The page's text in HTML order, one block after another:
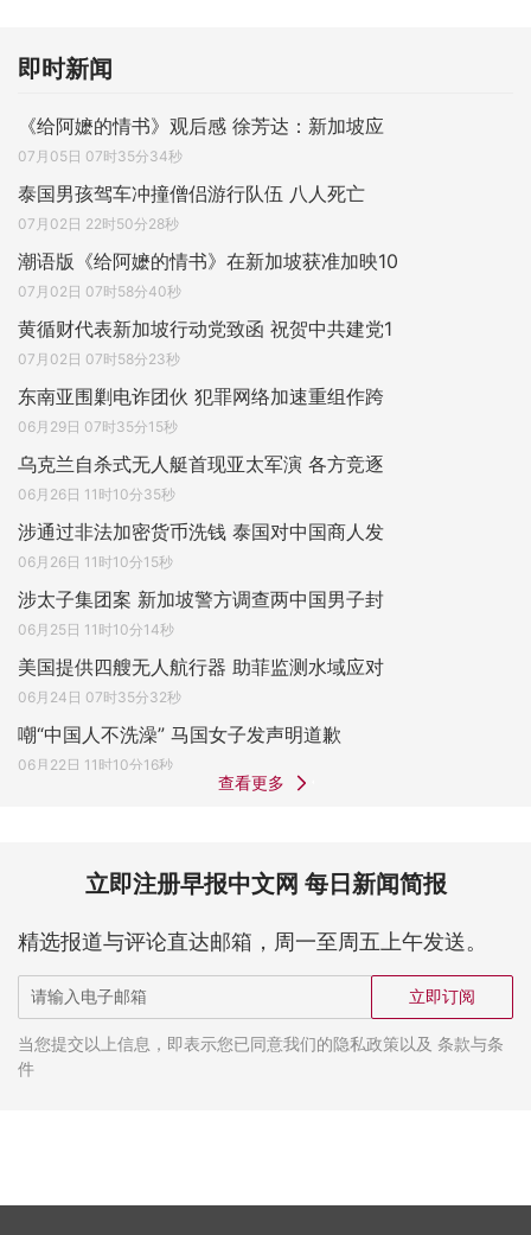
即时新闻
《给阿嬷的情书》观后感 徐芳达：新加坡应
07月05日 07时35分34秒
泰国男孩驾车冲撞僧侣游行队伍 八人死亡
07月02日 22时50分28秒
潮语版《给阿嬷的情书》在新加坡获准加映10
07月02日 07时58分40秒
黄循财代表新加坡行动党致函 祝贺中共建党1
07月02日 07时58分23秒
东南亚围剿电诈团伙 犯罪网络加速重组作跨
06月29日 07时35分15秒
乌克兰自杀式无人艇首现亚太军演 各方竞逐
06月26日 11时10分35秒
涉通过非法加密货币洗钱 泰国对中国商人发
06月26日 11时10分15秒
涉太子集团案 新加坡警方调查两中国男子封
06月25日 11时10分14秒
美国提供四艘无人航行器 助菲监测水域应对
06月24日 07时35分32秒
嘲“中国人不洗澡” 马国女子发声明道歉
06月22日 11时10分16秒
查看更多
立即注册早报中文网 每日新闻简报
精选报道与评论直达邮箱，周一至周五上午发送。
立即订阅
当您提交以上信息，即表示您已同意我们的隐私政策以及 条款与条
件